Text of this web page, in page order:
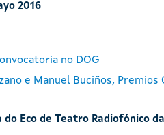
2016
no DOG
e Manuel Buciños, Premios
do Eco de Teatro Radiofónico da